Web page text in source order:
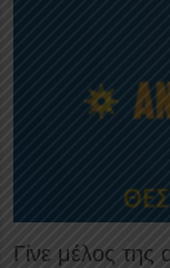
Γίνε μέλος της